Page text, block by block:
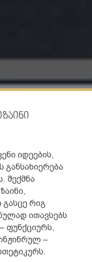
იდეების,
განსახიერება
შექმნა
რიგ
ითავსებს
ფუნქციურს,
–